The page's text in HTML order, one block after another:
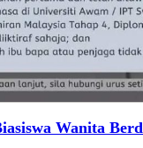
Wanita